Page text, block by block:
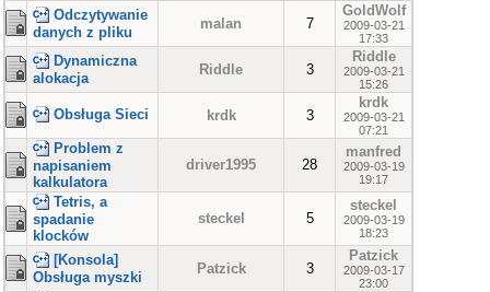
Odczytywanie
danych z pliku
malan 7
GoldWolf
2009-03-21
17:33
Dynamiczna
alokacja
Riddle 3
Riddle
2009-03-21
15:26
Obsługa Sieci krdk 3
krdk
2009-03-21
07:21
Problem z
napisaniem
kalkulatora
driver1995 28
manfred
2009-03-19
19:17
Tetris, a
spadanie
klocków
steckel 5
steckel
2009-03-19
18:23
[Konsola]
Obsługa myszki
Patzick 3
Patzick
2009-03-17
23:00